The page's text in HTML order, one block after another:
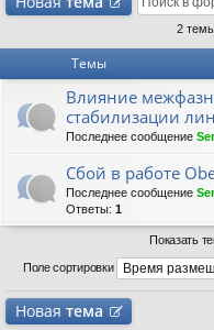
2
Темы
Влияние
стабилизации
Последнее сообщение
Сбой в работе
Последнее сообщение
Ответы: 1
Показать
Поле сортировки
Новая тема